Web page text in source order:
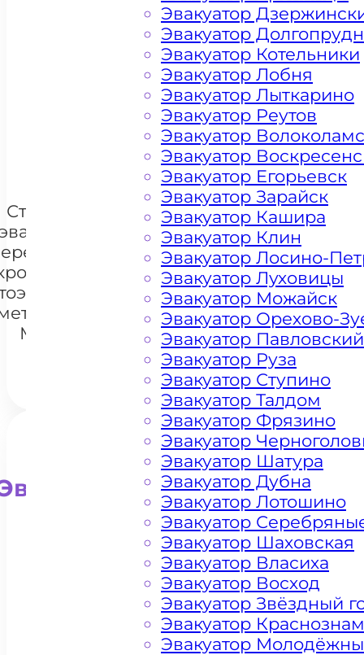
Цена от 4500 рублей
+ 100 РУБЛЕЙ ЗА КИЛОМЕТР
Стоимость
и
Перово
Москва
+7 985 222 99 01
для
Эвакуатор
Эвакуатор
Эвакуатор Котельники
Эвакуатор Лобня
Эвакуатор Лыткарино
Эвакуатор Реутов
Эвакуатор
Эвакуатор
Эвакуатор Егорьевск
Эвакуатор Зарайск
Эвакуатор Кашира
Эвакуатор Клин
Эвакуатор Лосино-
Эвакуатор Луховицы
Эвакуатор Можайск
Эвакуатор Орехово-
Эвакуатор
Эвакуатор Руза
Эвакуатор Ступино
Эвакуатор Талдом
Эвакуатор Фрязино
Эвакуатор
Эвакуатор Шатура
Эвакуатор Дубна
Эвакуатор Лотошино
Эвакуатор
Эвакуатор Шаховская
Эвакуатор Власиха
Эвакуатор Восход
Эвакуатор Звёздный
Эвакуатор
Эвакуатор